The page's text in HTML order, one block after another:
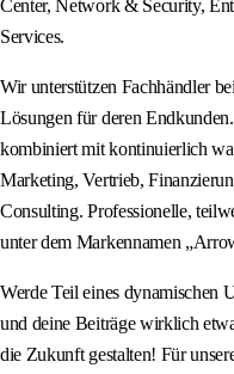
Center, Network & Security,
Services.
Wir unterstützen Fachhändler
Lösungen für deren
kombiniert mit kontinuierlich
Marketing, Vertrieb,
Consulting. Professionelle,
unter dem Markennamen
Werde Teil eines dynamischen
und deine Beiträge wirklich
die Zukunft gestalten! Für